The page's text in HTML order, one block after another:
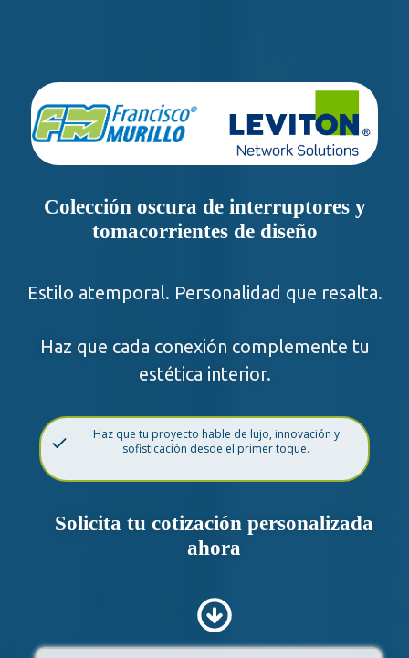
Colección oscura de interruptores y
tomacorrientes de diseño
Estilo atemporal. Personalidad que resalta.
Haz que cada conexión complemente tu
estética interior.
Haz que tu proyecto hable de lujo, innovación y
sofisticación desde el primer toque.
Solicita tu cotización personalizada
ahora